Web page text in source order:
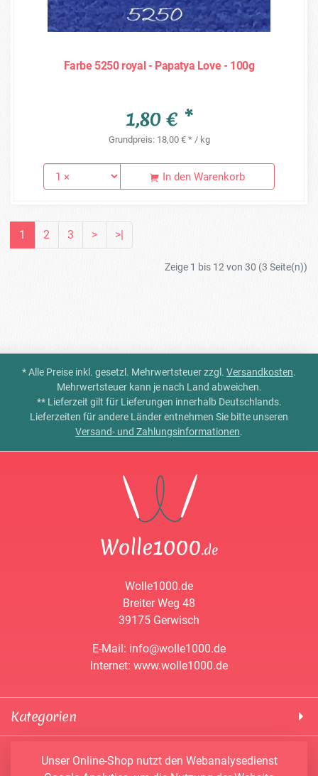
Farbe 5250 royal - Papatya Love - 100g
1,80 € *
Grundpreis: 18,00 € * / kg
In den Warenkorb
1 2 3 > >|
Zeige 1 bis 12 von 30 (3 Seite(n))
* Alle Preise inkl. gesetzl. Mehrwertsteuer zzgl. Versandkosten.
Mehrwertsteuer kann je nach Land abweichen.
** Lieferzeit gilt für Lieferungen innerhalb Deutschlands.
Lieferzeiten für andere Länder entnehmen Sie bitte unseren
Versand- und Zahlungsinformationen.
Wolle1000.de
Breiter Weg 48
39175 Gerwisch
E-Mail: info@wolle1000.de
Internet: www.wolle1000.de
Kategorien
ALIZE Yarns
Service & Informationen
Unser Online-Shop nutzt den Webanalysedienst